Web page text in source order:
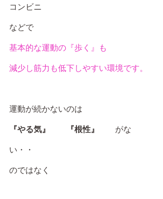
コンビニ
などで
基本的な運動の『歩く』も
減少し筋力も低下しやすい環境です。
運動が続かないのは
『やる気』　　『根性』 がな
い・・
のではなく